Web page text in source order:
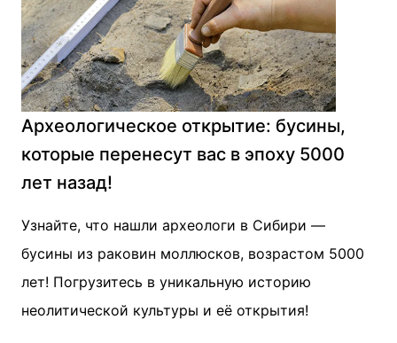
Археологическое открытие: бусины,
которые перенесут вас в эпоху 5000
лет назад!
Узнайте, что нашли археологи в Сибири —
бусины из раковин моллюсков, возрастом 5000
лет! Погрузитесь в уникальную историю
неолитической культуры и её открытия!